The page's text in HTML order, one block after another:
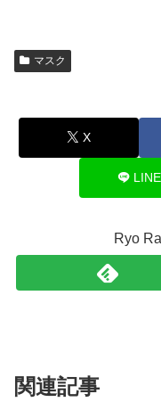
マスク
X
LINE
Ryo
関連記事